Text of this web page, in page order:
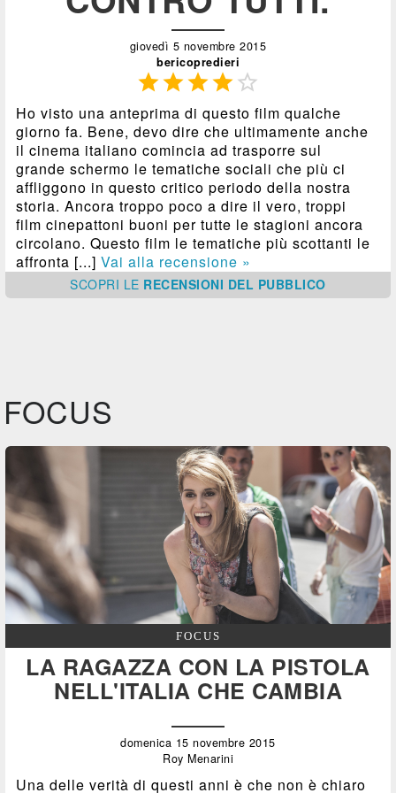
giovedì 5 novembre 2015
bericopredieri

Ho visto una anteprima di questo film qualche
giorno fa. Bene, devo dire che ultimamente anche
il cinema italiano comincia ad trasporre sul
grande schermo le tematiche sociali che più ci
affliggono in questo critico periodo della nostra
storia. Ancora troppo poco a dire il vero, troppi
film cinepattoni buoni per tutte le stagioni ancora
circolano. Questo film le tematiche più scottanti le
affronta [...]Vai alla recensione »
SCOPRI LE RECENSIONI DEL PUBBLICO
FOCUS
FOCUS
LA RAGAZZA CON LA PISTOLA
NELL'ITALIA CHE CAMBIA
domenica 15 novembre 2015
Roy Menarini
Una delle verità di questi anni è che non è chiaro